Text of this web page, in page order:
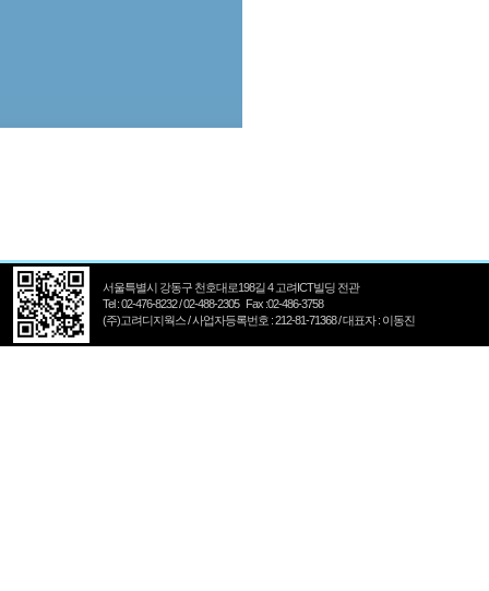
서울특별시 강동구 천호대로198길 4 고려ICT빌딩 전관
Tel : 02-476-8232 / 02-488-2305 Fax :02-486-3758
(주)고려디지웍스 / 사업자등록번호 : 212-81-71368 / 대표자 : 이동진